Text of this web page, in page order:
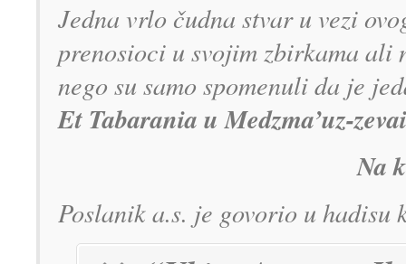
Jedna vrlo čudna stvar u vezi
prenosioci u svojim zbirkama ali
nego su samo spomenuli da je
Et Tabarania u Medzma’uz-
Na
Poslanik a.s. je govorio u